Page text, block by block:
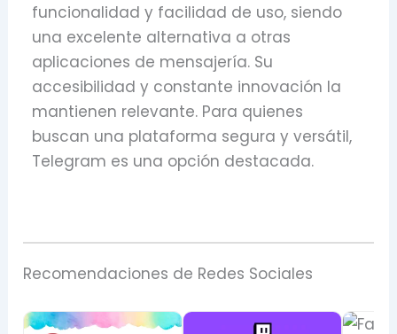
funcionalidad y facilidad de uso, siendo
una excelente alternativa a otras
aplicaciones de mensajería. Su
accesibilidad y constante innovación la
mantienen relevante. Para quienes
buscan una plataforma segura y versátil,
Telegram es una opción destacada.
Recomendaciones de Redes Sociales